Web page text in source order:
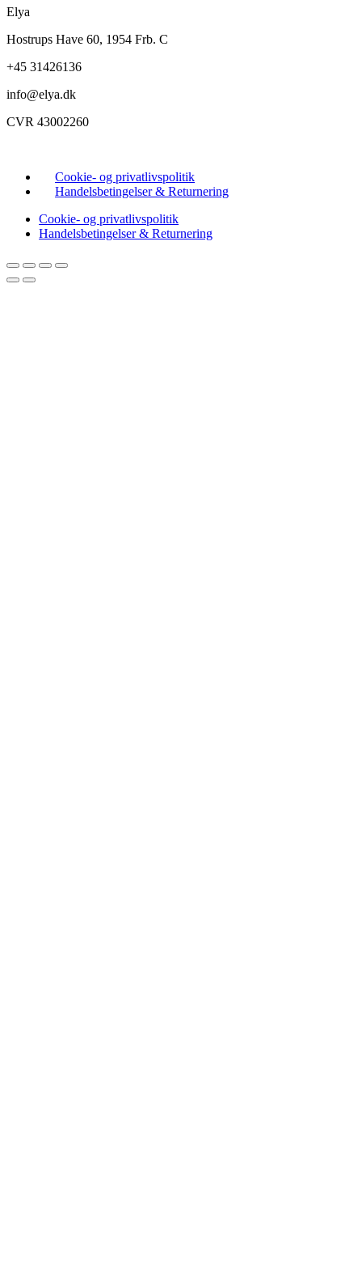
Elya
Hostrups Have 60, 1954 Frb. C
+45 31426136
info@elya.dk
CVR 43002260
Cookie- og privatlivspolitik
Handelsbetingelser & Returnering
Cookie- og privatlivspolitik
Handelsbetingelser & Returnering